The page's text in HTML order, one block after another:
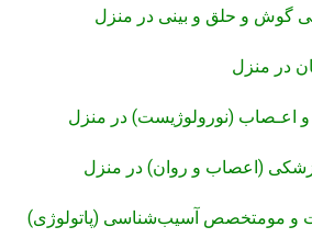
و حلق و بینی در منزل
در منزل
(نورولوژیست) در منزل
(اعصاب و روان) در منزل
مومتخصص آسیب‌شناسی (پاتولوژی)